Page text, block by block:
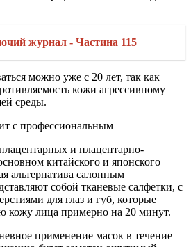
журнал - Частина 115
можно уже с 20 лет, так как
кожи агрессивному
среды.
с профессиональным
и плацентарно-
китайского и японского
альтернатива салонным
собой тканевые салфетки, с
для глаз и губ, которые
кожу лица примерно на 20 минут.
применение масок в течение